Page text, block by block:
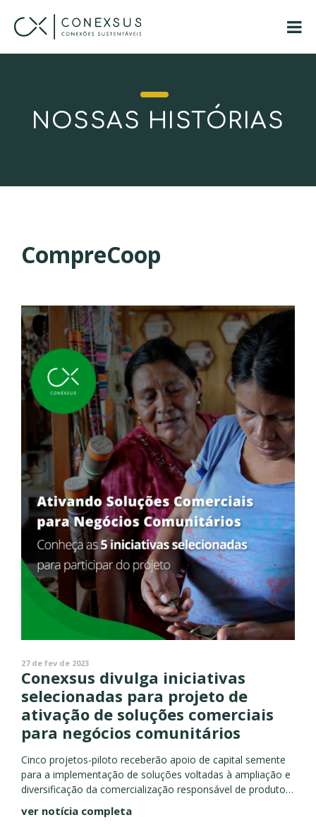
NOSSAS HISTÓRIAS
CompreCoop
27 de fev de 2023
Conexsus divulga iniciativas
selecionadas para projeto de
ativação de soluções comerciais
para negócios comunitários
Cinco projetos-piloto receberão apoio de capital semente
para a implementação de soluções voltadas à ampliação e
diversificação da comercialização responsável de produtos
da sociobiodiversidade brasileira Em sua missão de ativar o
ecossistema de negócios de...
ver notícia completa